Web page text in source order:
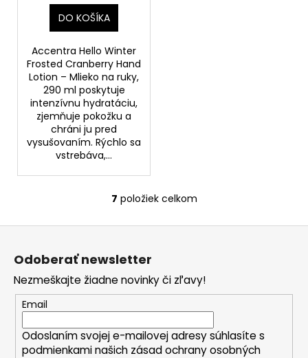
DO KOŠÍKA
Accentra Hello Winter
Frosted Cranberry Hand
Lotion – Mlieko na ruky,
290 ml poskytuje
intenzívnu hydratáciu,
zjemňuje pokožku a
chráni ju pred
vysušovaním. Rýchlo sa
vstrebáva,...
O
v
a
c
i
e
p
7 položiek celkom
Z
Odoberať newsletter
Nezmeškajte žiadne novinky či zľavy!
Email
Odoslaním svojej e-mailovej adresy súhlasíte s
podmienkami našich zásad ochrany osobných